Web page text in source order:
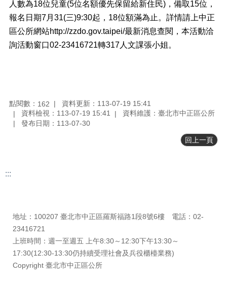
閒
網
網
相
載
反
統
計
專
人數為18位兒童(5位名額優先保留給新住民)，備取15位，
報名日期7月31(三)9:30起，18位額滿為止。詳情請上中正
區公所網站http://zzdo.gov.taipei/最新消息查閱，本活動洽
詢活動窗口02-23416721轉317人文課張小姐。
點閱數： 162
資料更新：113-07-19 15:41
資料檢視：113-07-19 15:41
資料維護：臺北市中正區公所
發布日期：113-07-30
回上一頁
:::
地址：100207 臺北市中正區羅斯福路1段8號6樓 電話：02-
23416721
上班時間：週一至週五 上午8:30～12:30下午13:30～
17:30(12:30-13:30仍持續受理社會及兵役櫃檯業務)
Copyright 臺北市中正區公所